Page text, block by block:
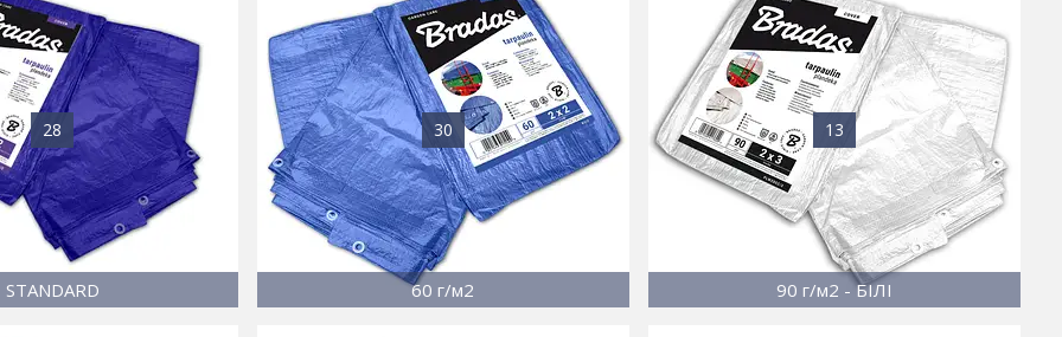
28
STANDARD
30
60 г/м2
13
90 г/м2 - БІЛІ